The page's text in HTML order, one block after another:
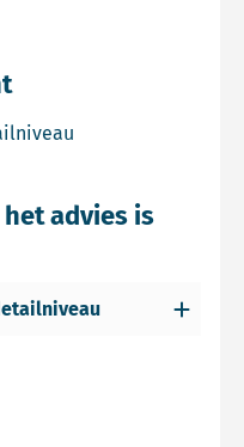
en detailniveau
advies is